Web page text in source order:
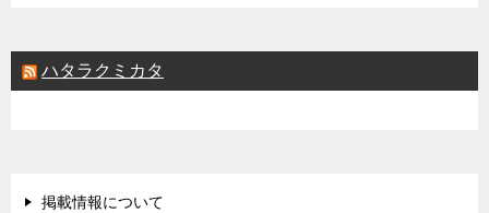
ハタラクミカタ
掲載情報について